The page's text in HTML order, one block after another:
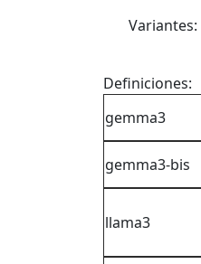
Variantes:
Definiciones:
gemma3
gemma3-bis
llama3